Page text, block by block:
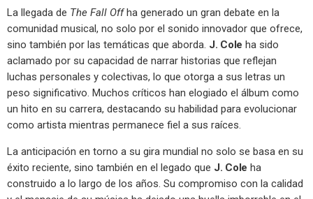
La llegada de The Fall Offha generado un gran debate en la
comunidad musical, no solo por el sonido innovador que ofrece,
sino también por las temáticas que aborda. J. Cole ha sido
aclamado por su capacidad de narrar historias que reflejan
luchas personales y colectivas, lo que otorga a sus letras un
peso significativo. Muchos críticos han elogiado el álbum como
un hito en su carrera, destacando su habilidad para evolucionar
como artista mientras permanece fiel a sus raíces.
La anticipación en torno a su gira mundial no solo se basa en su
éxito reciente, sino también en el legado que J. Cole ha
construido a lo largo de los años. Su compromiso con la calidad